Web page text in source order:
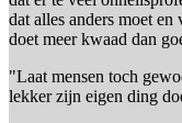
dat alles anders moet en
doet meer kwaad dan
"Laat mensen toch
lekker zijn eigen ding